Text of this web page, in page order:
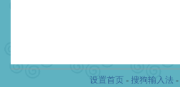
设置首页 - 搜狗输入法 -